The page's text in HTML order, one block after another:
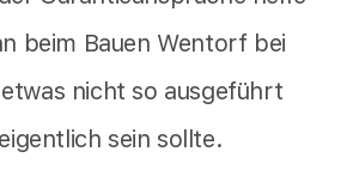
beim Bauen Wentorf bei
nicht so ausgeführt
sein sollte.